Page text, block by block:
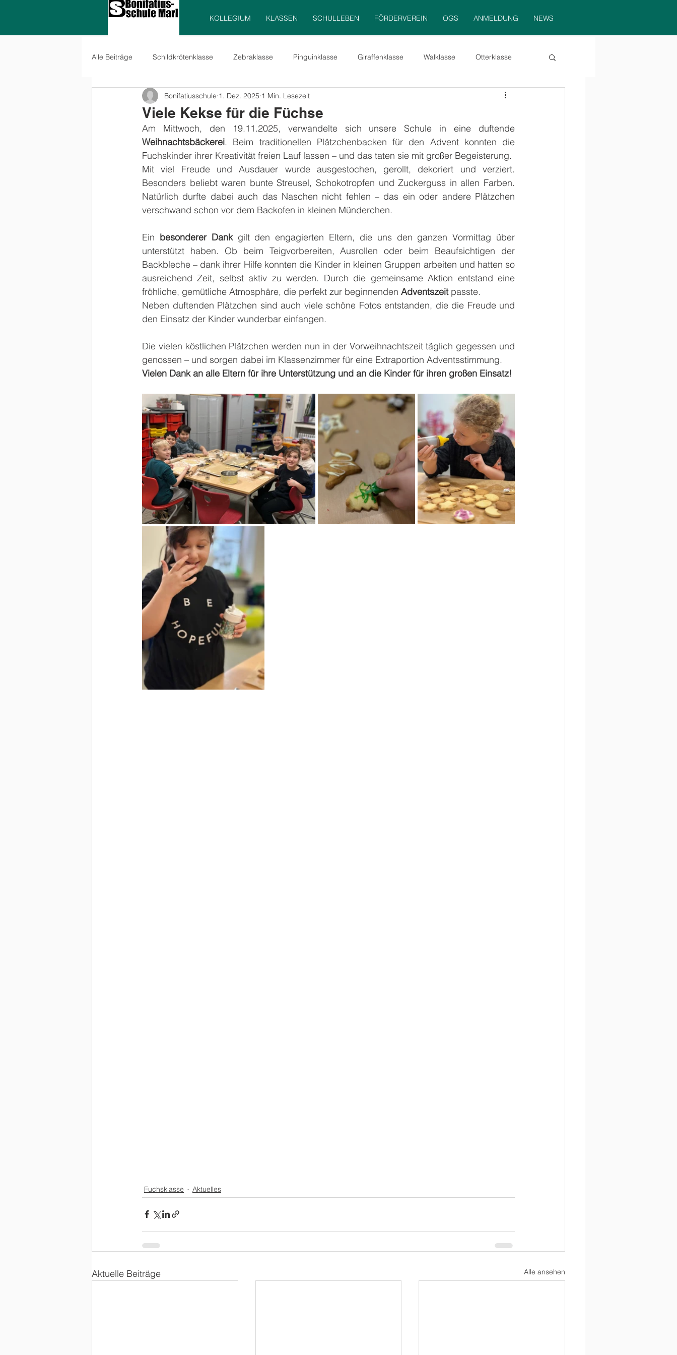
KOLLEGIUM KLASSEN SCHULLEBEN FÖRDERVEREIN OGS ANMELDUNG NEWS
Alle Beiträge Schildkrötenklasse Zebraklasse Pinguinklasse Giraffenklasse Walklasse Otterklasse
Fuchsklasse Eulenklasse Bienenklasse Delfinklasse gesamte Schule
Viele Kekse für die Füchse
Bonifatiusschule 1. Dez. 2025 1 Min. Lesezeit
Weihnachtsbäckerei. Beim traditionellen Plätzchenbacken für den Advent konnten die
Fuchskinder ihrer Kreativität freien Lauf lassen – und das taten sie mit großer Begeisterung.
Mit viel Freude und Ausdauer wurde ausgestochen, gerollt, dekoriert und verziert.
Besonders beliebt waren bunte Streusel, Schokotropfen und Zuckerguss in allen Farben.
Natürlich durfte dabei auch das Naschen nicht fehlen – das ein oder andere Plätzchen
verschwand schon vor dem Backofen in kleinen Münderchen.
Ein besonderer Dank gilt den engagierten Eltern, die uns den ganzen Vormittag über
unterstützt haben. Ob beim Teigvorbereiten, Ausrollen oder beim Beaufsichtigen der
Backbleche – dank ihrer Hilfe konnten die Kinder in kleinen Gruppen arbeiten und hatten so
ausreichend Zeit, selbst aktiv zu werden. Durch die gemeinsame Aktion entstand eine
fröhliche, gemütliche Atmosphäre, die perfekt zur beginnenden Adventszeit passte.
Neben duftenden Plätzchen sind auch viele schöne Fotos entstanden, die die Freude und
den Einsatz der Kinder wunderbar einfangen.
Die vielen köstlichen Plätzchen werden nun in der Vorweihnachtszeit täglich gegessen und
genossen – und sorgen dabei im Klassenzimmer für eine Extraportion Adventsstimmung.
Vielen Dank an alle Eltern für ihre Unterstützung und an die Kinder für ihren großen Einsatz!
Fuchsklasse Aktuelles
Aktuelle Beiträge Alle ansehen